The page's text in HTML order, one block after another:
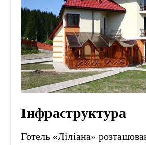
Інфраструктура
Готель «Ліліана»